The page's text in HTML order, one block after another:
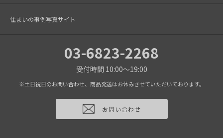
住まいの事例写真サイト
03-6823-2268
受付時間 10:00～19:00
※土日祝日のお問い合わせ、商品発送はお休みさせていただいております。
お問い合わせ